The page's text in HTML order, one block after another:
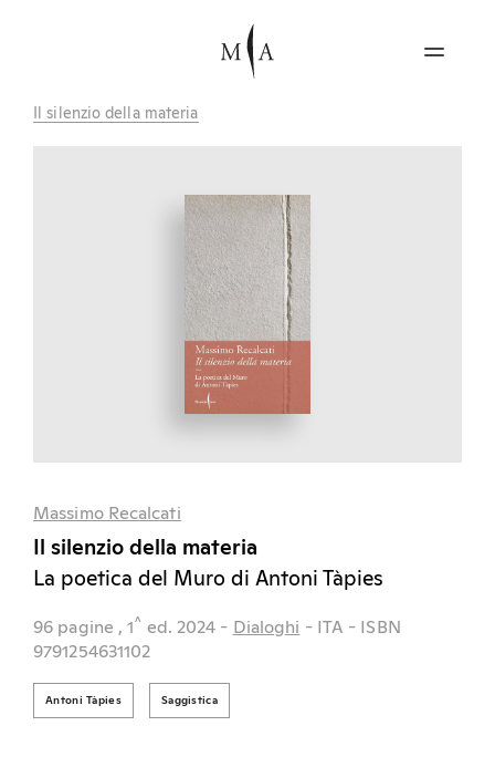
Il silenzio della materia
Massimo Recalcati
Il silenzio della materia
La poetica del Muro di Antoni Tàpies
96 pagine , 1^ ed. 2024 - Dialoghi - ITA - ISBN
9791254631102
Antoni Tàpies Saggistica